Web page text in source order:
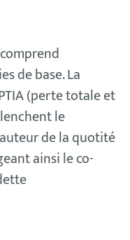
de base. La
(perte totale et
le
de la quotité
ainsi le co-